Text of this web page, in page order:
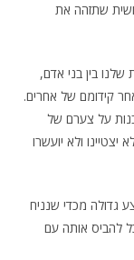
שתזהה את
שלנו בין בני אדם,
קידומם של אחרים.
על צערם של
ולא יועשרו
גדולה מכדי שנניח
להביס אותה עם